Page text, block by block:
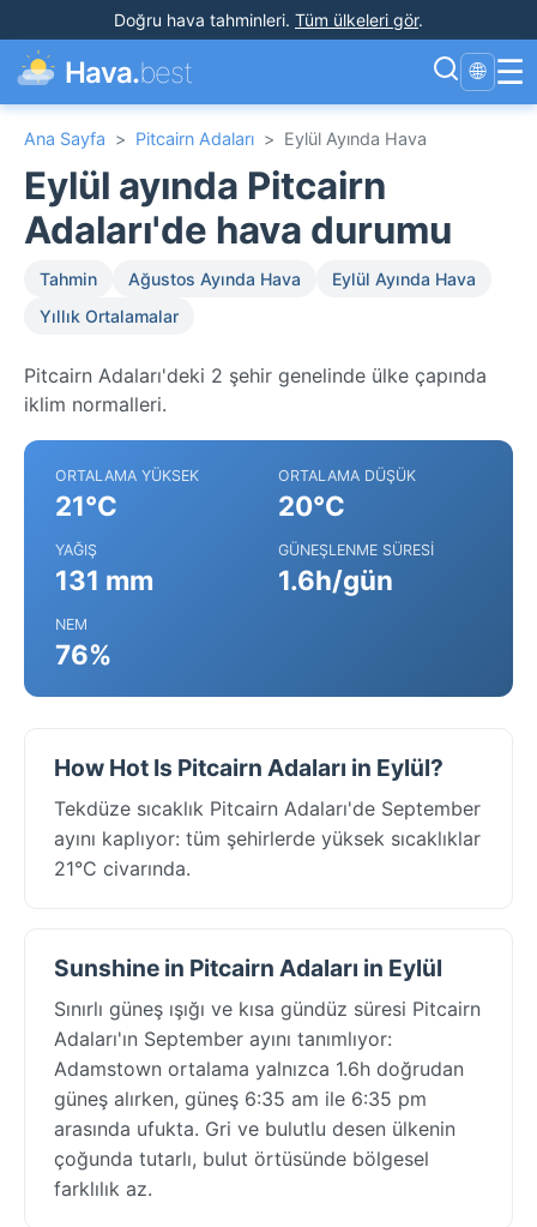
Doğru hava tahminleri. Tüm ülkeleri gör.
Hava.best 🌐 ☰
Ana Sayfa > Pitcairn Adaları > Eylül Ayında Hava
Eylül ayında Pitcairn
Adaları'de hava durumu
Tahmin Ağustos Ayında Hava
Eylül Ayında Hava
Yıllık Ortalamalar
Pitcairn Adaları'deki 2 şehir genelinde ülke çapında
iklim normalleri.
ORTALAMA YÜKSEK
21°C
ORTALAMA DÜŞÜK
20°C
YAĞIŞ
131 mm
GÜNEŞLENME SÜRESI
1.6h/gün
NEM
76%
How Hot Is Pitcairn Adaları in Eylül?
Tekdüze sıcaklık Pitcairn Adaları'de September
ayını kaplıyor: tüm şehirlerde yüksek sıcaklıklar
21°C civarında.
Sunshine in Pitcairn Adaları in Eylül
Sınırlı güneş ışığı ve kısa gündüz süresi Pitcairn
Adaları'ın September ayını tanımlıyor:
Adamstown ortalama yalnızca 1.6h doğrudan
güneş alırken, güneş 6:35 am ile 6:35 pm
arasında ufukta. Gri ve bulutlu desen ülkenin
çoğunda tutarlı, bulut örtüsünde bölgesel
farklılık az.